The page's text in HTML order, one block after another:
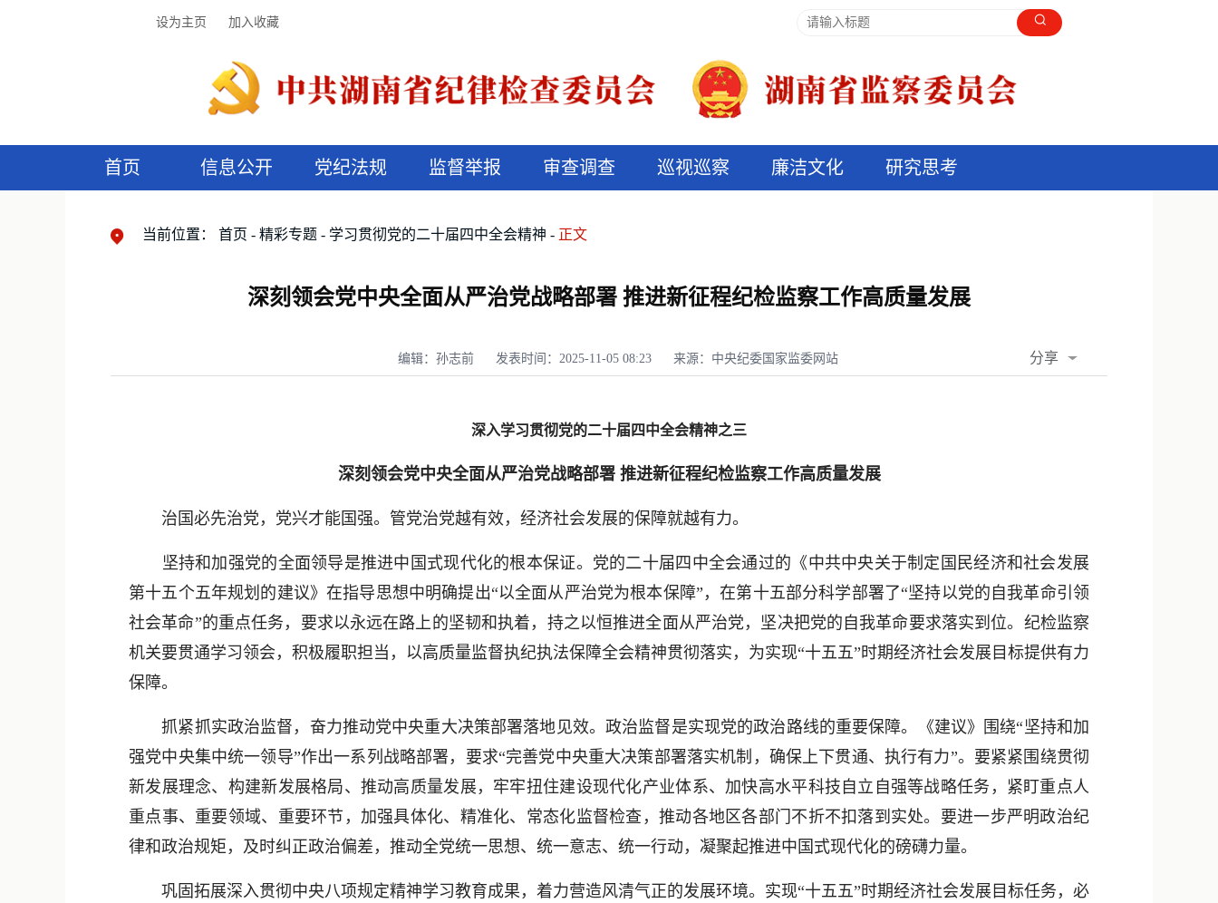
设为主页 加入收藏
首页 信息公开 党纪法规 监督举报 审查调查 巡视巡察 廉洁文化 研究思考
当前位置： 首页 精彩专题 学习贯彻党的二十届四中全会精神 正文
深刻领会党中央全面从严治党战略部署 推进新征程纪检监察工作高质量发展
编辑：孙志前 发表时间：2025-11-05 08:23 来源：中央纪委国家监委网站 分享
深入学习贯彻党的二十届四中全会精神之三
深刻领会党中央全面从严治党战略部署 推进新征程纪检监察工作高质量发展
治国必先治党，党兴才能国强。管党治党越有效，经济社会发展的保障就越有力。
坚持和加强党的全面领导是推进中国式现代化的根本保证。党的二十届四中全会通过的《中共中央关于制定国民经济和社会发展
第十五个五年规划的建议》在指导思想中明确提出“以全面从严治党为根本保障”，在第十五部分科学部署了“坚持以党的自我革命引领
社会革命”的重点任务，要求以永远在路上的坚韧和执着，持之以恒推进全面从严治党，坚决把党的自我革命要求落实到位。纪检监察
机关要贯通学习领会，积极履职担当，以高质量监督执纪执法保障全会精神贯彻落实，为实现“十五五”时期经济社会发展目标提供有力
保障。
抓紧抓实政治监督，奋力推动党中央重大决策部署落地见效。政治监督是实现党的政治路线的重要保障。《建议》围绕“坚持和加
强党中央集中统一领导”作出一系列战略部署，要求“完善党中央重大决策部署落实机制，确保上下贯通、执行有力”。要紧紧围绕贯彻
新发展理念、构建新发展格局、推动高质量发展，牢牢扭住建设现代化产业体系、加快高水平科技自立自强等战略任务，紧盯重点人
重点事、重要领域、重要环节，加强具体化、精准化、常态化监督检查，推动各地区各部门不折不扣落到实处。要进一步严明政治纪
律和政治规矩，及时纠正政治偏差，推动全党统一思想、统一意志、统一行动，凝聚起推进中国式现代化的磅礴力量。
巩固拓展深入贯彻中央八项规定精神学习教育成果，着力营造风清气正的发展环境。实现“十五五”时期经济社会发展目标任务，必